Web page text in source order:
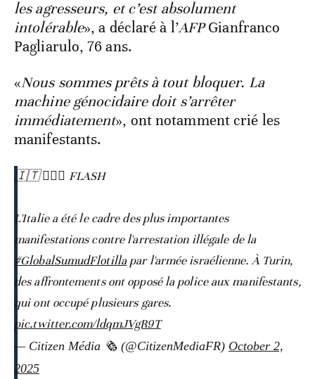
les agresseurs, et c’est absolument
intolérable», a déclaré à l’AFPGianfranco
Pagliarulo, 76 ans.
«Nous sommes prêts à tout bloquer. La
machine génocidaire doit s’arrêter
immédiatement», ont notamment crié les
manifestants.
🇮🇹 👮‍♂️⛵️ FLASH
L'Italie a été le cadre des plus importantes
manifestations contre l'arrestation illégale de la
#GlobalSumudFlotillapar l'armée israélienne. À Turin,
des affrontements ont opposé la police aux manifestants,
qui ont occupé plusieurs gares.
pic.twitter.com/ldqmJVgR9T
— Citizen Média 🗞️ (@CitizenMediaFR) October 2,
2025